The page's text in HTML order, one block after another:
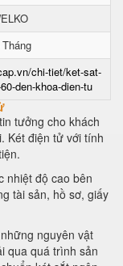
chi-tiet/ket-sat-
den-khoa-dien-tu
tưởng cho khách
Két điện tử với tính
nhiệt độ cao bên
tài sản, hồ sơ, giấy
nguyên vật
qua quá trình sản